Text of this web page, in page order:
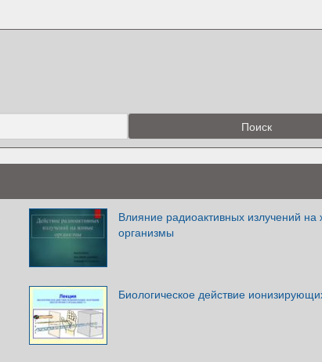
Влияние радиоактивных излучений на
организмы
Биологическое действие